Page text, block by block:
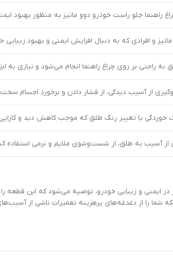
راهنما جلو راست خودرو دوو ماتیز به منظور بهبود
ماتیز و افرادی که به دنبال افزایش ایمنی و بهبود
راحتی بر روی چراغ راهنما انجام می‌شود و نیازی به
از آسیب دیدگی، از فشار دادن و برخورد اجسام
خوردگی یا تغییر رنگ طلق که موجب کاهش دید و
از آسیب به طلق، از شست‌وشوی ملایم و نرمی استفاده
ایمنی و زیبایی خودرو، توصیه می‌شود که این قطعه
شما را از دغدغه‌های پرهزینه تعمیرات ناشی از